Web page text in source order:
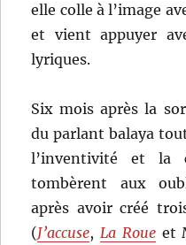
elle colle à l’image
et vient appuyer
lyriques.
Six mois après la
du parlant balaya
l’inventivité et la
tombèrent aux
après avoir créé
(J’accuse,La Roueet